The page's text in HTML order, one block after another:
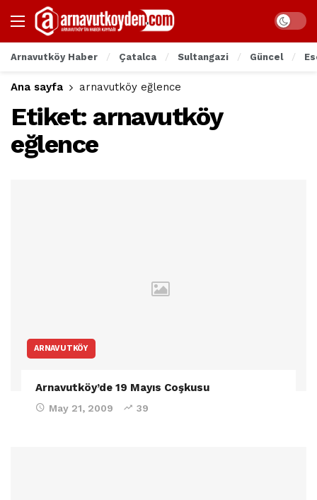
Arnavutköy Haber Çatalca Sultangazi Güncel
Ana sayfa arnavutköy eğlence
Etiket: arnavutköy
eğlence
ARNAVUTKÖY
Arnavutköy’de 19 Mayıs Coşkusu
May 21, 2009 39